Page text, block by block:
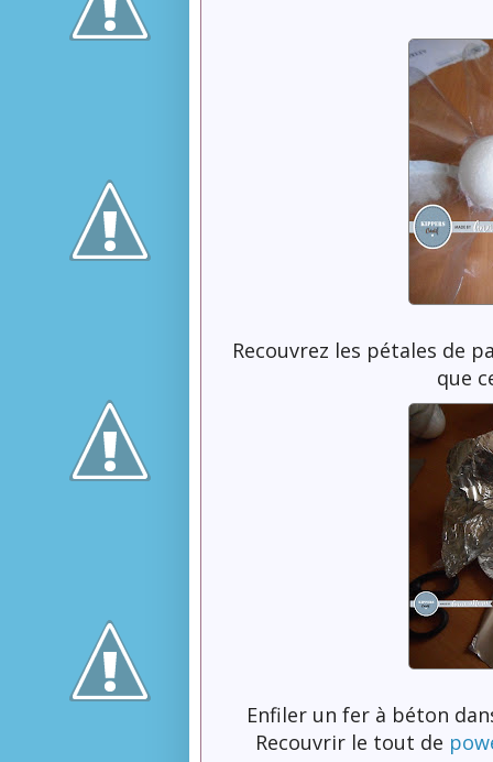
Recouvrez les pétales de
que
Enfiler un fer à béton
Recouvrir le tout de